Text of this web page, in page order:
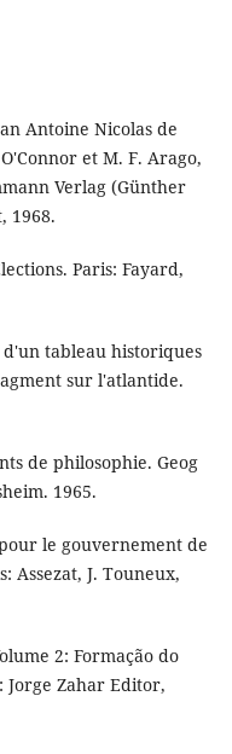
Antoine Nicolas de
et M. F. Arago,
Verlag (Günther
1968.
Paris: Fayard,
d'un tableau historiques
sur l'atlantide.
de philosophie. Geog
1965.
le gouvernement de
Assezat, J. Touneux,
2: Formação do
Jorge Zahar Editor,